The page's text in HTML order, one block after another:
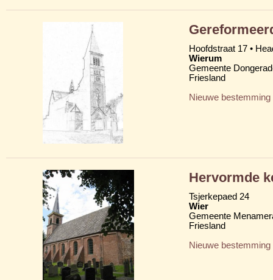
Hoofdstraat 17 •
Wierum
Gemeente
Friesland
Nieuwe bestemming
Hervormde
Tsjerkepaed 24
Wier
Gemeente
Friesland
Nieuwe bestemming